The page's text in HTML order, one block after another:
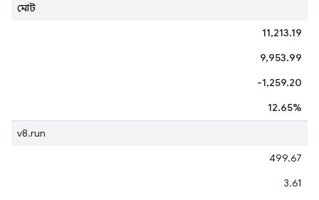
মোট
11,213.19
9,953.99
-1,259.20
12.65%
v8.run
499.67
3.61